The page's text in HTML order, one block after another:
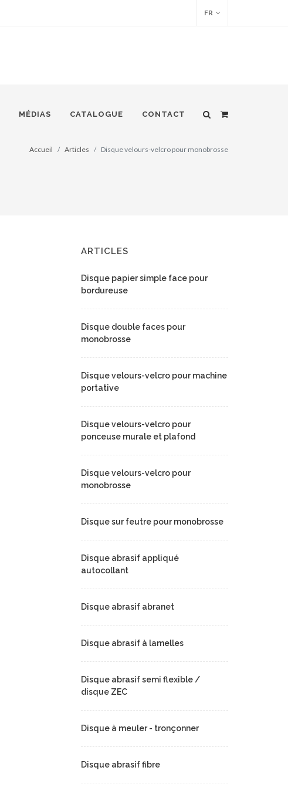
FR
MÉDIAS CATALOGUE CONTACT
Accueil Articles Disque velours-velcro pour monobrosse
ARTICLES
Disque papier simple face pour
bordureuse
Disque double faces pour
monobrosse
Disque velours-velcro pour machine
portative
Disque velours-velcro pour
ponceuse murale et plafond
Disque velours-velcro pour
monobrosse
Disque sur feutre pour monobrosse
Disque abrasif appliqué
autocollant
Disque abrasif abranet
Disque abrasif à lamelles
Disque abrasif semi flexible /
disque ZEC
Disque à meuler - tronçonner
Disque abrasif fibre